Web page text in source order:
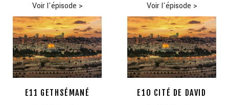
Voir l'épisode > Voir l'épisode >
E11 GETHSÉMANÉ E10 CITÉ DE DAVID